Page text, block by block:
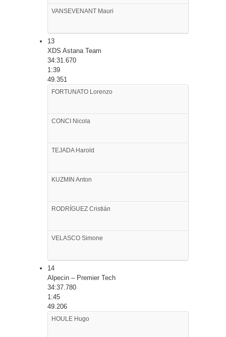
VANSEVENANT Mauri
13
XDS Astana Team
34:31.670
1:39
49.351
FORTUNATO Lorenzo
CONCI Nicola
TEJADAHarold
KUZMIN Anton
RODRÍGUEZ Cristián
VELASCO Simone
14
Alpecin – Premier Tech
34:37.780
1:45
49.206
HOULE Hugo